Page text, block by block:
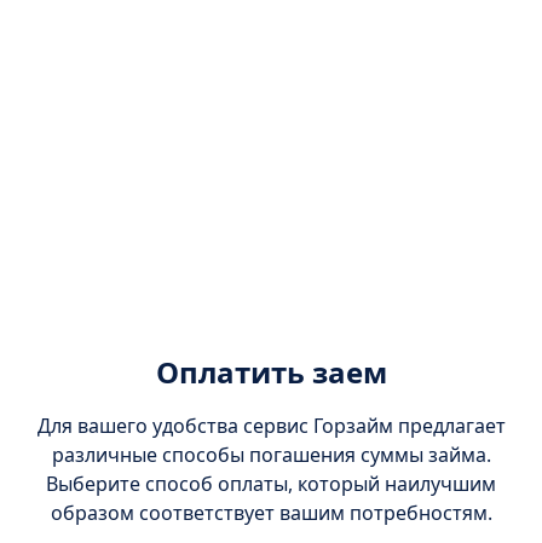
Оплатить заем
Для вашего удобства сервис Горзайм предлагает
различные способы погашения суммы займа.
Выберите способ оплаты, который наилучшим
образом соответствует вашим потребностям.